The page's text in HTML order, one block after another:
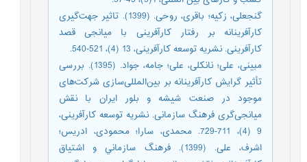
گنجعلی، زکیه؛ باقری، روحی. (1399). تاثیر جهت‌گیری
کارآفرینانه بر رفتار کارآفرینی با میانجی قصد
کارآفرینی. نشریه توسعه کارآفرینی، 13 (4)، 521-540.
مبینی، علی؛ نانکلی، علی؛ جامه، جواد. (1395). بررسی
تأثیر گرایش کارآفرینانه بر بین‌المللی‌سازی شرکت‌های
موجود در صنعت شیشه و بلور ایران با نقش
میانجی‌گری فرهنگ سازمانی. نشریه توسعه کارآفرینی،
9 (4)، 711-729. محمدی، سارا؛ محمودی، ادریس؛
اشرف، علی. (1399). فرهنگ سازماني و اشتياق